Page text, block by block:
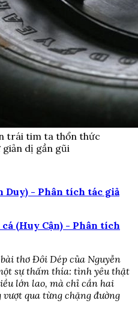
trái tim ta thổn thức
dị gần gũi
Duy) - Phân tích tác giả
(Huy Cận) - Phân tích
thơ Đôi Dép của Nguyễn
sự thấm thía: tình yêu thật
lớn lao, mà chỉ cần hai
qua từng chặng đường